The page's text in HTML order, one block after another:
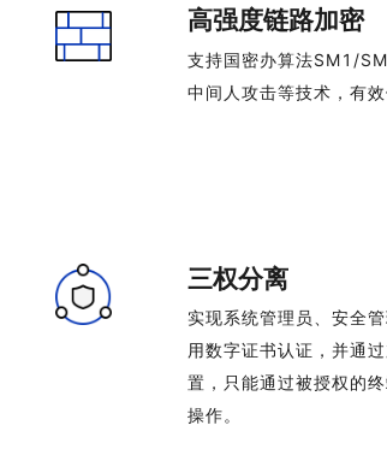
高强度链路加密
支持国密办算法SM1/
中间人攻击等技术，有
三权分离
实现系统管理员、安全
用数字证书认证，并通
置，只能通过被授权的
操作。